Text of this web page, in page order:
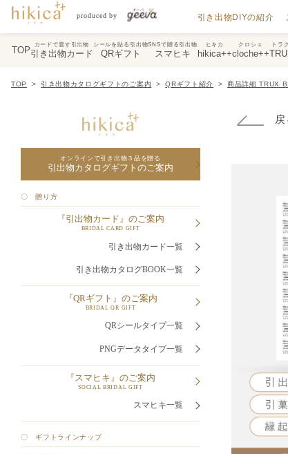
引き出物DIYの紹介
TOP
カードで渡す引出物
引き出物カード
シールを貼る引出物
QRギフト
SNSで贈る引出物
スマヒキ
ヒキカ
hikica++
クロシェ
cloche++
トラ
TOP 引き出物カタログギフトのご案内 QRギフト紹介 商品詳細 TRUX
オンラインで引き出物３品を贈る
引出物カタログギフトのご案内
〇 贈り方
『引出物カード』のご案内
BRIDAL CARD GIFT
引き出物カード一覧
引き出物カタログBOOK一覧
『QRギフト』のご案内
BRIDAL QR GIFT
QRシールタイプ一覧
PNGデータタイプ一覧
『スマヒキ』のご案内
SOCIAL BRIDAL GIFT
スマヒキ一覧
〇 ギフトラインナップ
戻